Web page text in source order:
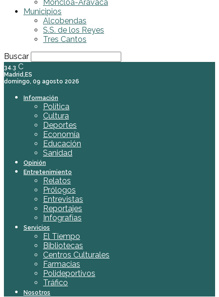
Moncloa-Aravaca
Municipios
Alcobendas
S.S. de los Reyes
Tres Cantos
Buscar
34.3 C
Madrid,ES
domingo, 09 agosto 2026
Información
Política
Cultura
Deportes
Economía
Educación
Sanidad
Opinión
Entretenimiento
Relatos
Prólogos
Entrevistas
Reportajes
Infografías
Servicios
El Tiempo
Bibliotecas
Centros Culturales
Farmacias
Polideportivos
Tráfico
Nosotros